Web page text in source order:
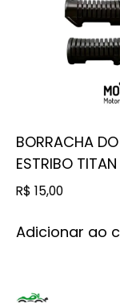
BORRACHA DO
ESTRIBO TITAN
R$ 15,00
Adicionar ao